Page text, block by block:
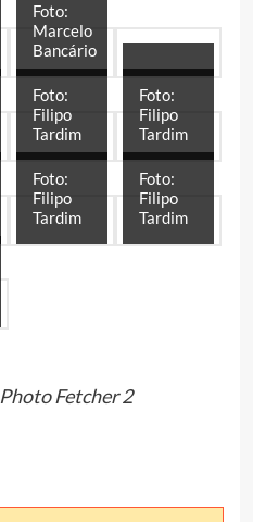
Foto:
Marcelo
Bancário
Foto:
Filipo
Tardim
Foto:
Filipo
Tardim
Foto:
Filipo
Tardim
Foto:
Filipo
Tardim
Fetcher 2